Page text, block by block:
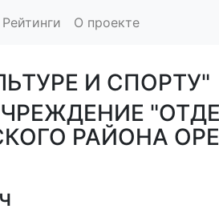
Рейтинги О проекте
И СПОРТУ"
РАЙОНА